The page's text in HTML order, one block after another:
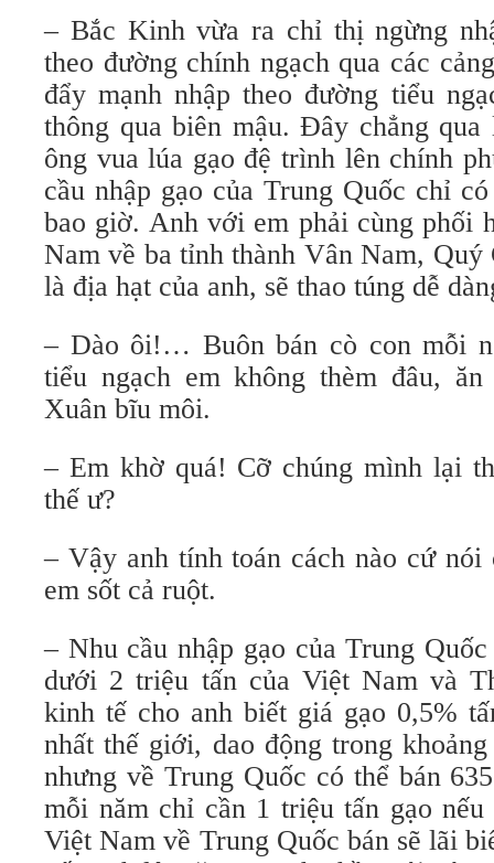
– Bắc Kinh vừa ra chỉ thị ngừng
theo đường chính ngạch qua các
đẩy mạnh nhập theo đường tiểu
thông qua biên mậu. Đây chẳng
ông vua lúa gạo đệ trình lên chính
cầu nhập gạo của Trung Quốc chỉ
bao giờ. Anh với em phải cùng phối
Nam về ba tỉnh thành Vân Nam, Quý
là địa hạt của anh, sẽ thao túng dễ
– Dào ôi!… Buôn bán cò con mỗi
tiểu ngạch em không thèm đâu,
Xuân bĩu môi.
– Em khờ quá! Cỡ chúng mình lại
thế ư?
– Vậy anh tính toán cách nào cứ
em sốt cả ruột.
– Nhu cầu nhập gạo của Trung
dưới 2 triệu tấn của Việt Nam và
kinh tế cho anh biết giá gạo 0,5%
nhất thế giới, dao động trong
nhưng về Trung Quốc có thể bán
mỗi năm chỉ cần 1 triệu tấn gạo
Việt Nam về Trung Quốc bán sẽ lãi